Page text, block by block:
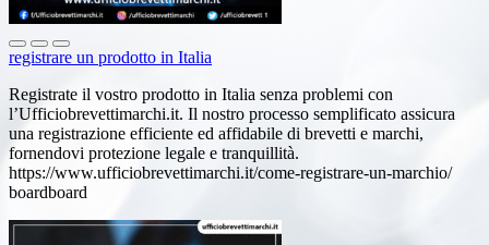
registrare un prodotto in Italia
Registrate il vostro prodotto in Italia senza problemi con
l’Ufficiobrevettimarchi.it. Il nostro processo semplificato assicura
una registrazione efficiente ed affidabile di brevetti e marchi,
fornendovi protezione legale e tranquillità.
https://www.ufficiobrevettimarchi.it/come-registrare-un-marchio/
boardboard